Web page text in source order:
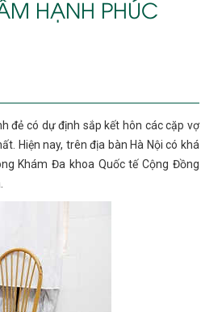
HẠNH PHÚC
đẻ có dự định sắp kết hôn các cặp vợ
Hiện nay, trên địa bàn Hà Nội có khá
Khám Đa khoa Quốc tế Cộng Đồng